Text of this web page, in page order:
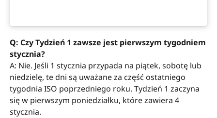
Q: Czy Tydzień 1 zawsze jest pierwszym tygodniem
stycznia?
A: Nie. Jeśli 1 stycznia przypada na piątek, sobotę lub
niedzielę, te dni są uważane za część ostatniego
tygodnia ISO poprzedniego roku. Tydzień 1 zaczyna
się w pierwszym poniedziałku, które zawiera 4
stycznia.